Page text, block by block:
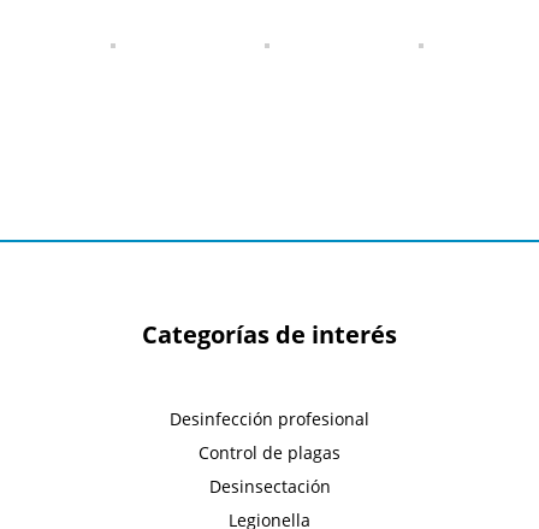
Categorías de interés
Desinfección profesional
Control de plagas
Desinsectación
Legionella